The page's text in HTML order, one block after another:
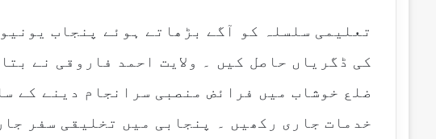
تعلیمی سلسلہ کو آگے بڑھاتے ہوئے پنجاب
کی ڈگریاں حاصل کیں ۔ ولایت احمد فاروقی نے
ضلع خوشاب میں فرائض منصبی سرانجام دینے کے
خدمات جاری رکھیں ۔ پنجابی میں تخلیقی سفر